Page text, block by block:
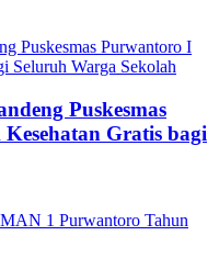
Puskesmas
Gratis bagi